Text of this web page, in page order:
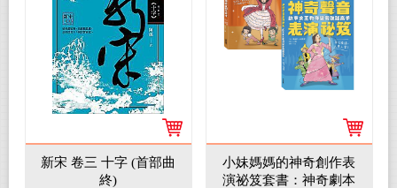
新宋 卷三 十字 (首部曲
終)
小妹媽媽的神奇創作表
演祕笈套書：神奇劇本